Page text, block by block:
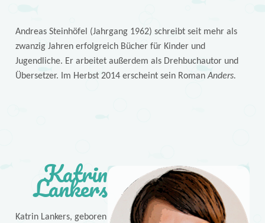
Andreas Steinhöfel (Jahrgang 1962) schreibt seit mehr als
zwanzig Jahren erfolgreich Bücher für Kinder und
Jugendliche. Er arbeitet außerdem als Drehbuchautor und
Übersetzer. Im Herbst 2014 erscheint sein RomanAnders.
Katrin
Lankers
Katrin Lankers, geboren